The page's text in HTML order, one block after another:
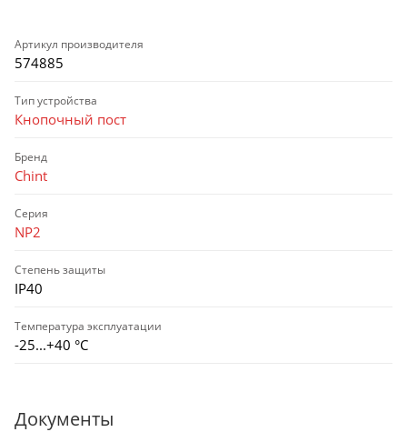
Артикул производителя
574885
Тип устройства
Кнопочный пост
Бренд
Chint
Серия
NP2
Степень защиты
IP40
Температура эксплуатации
-25...+40 °С
Документы